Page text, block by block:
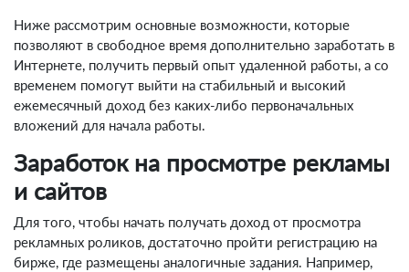
Ниже рассмотрим основные возможности, которые
позволяют в свободное время дополнительно заработать в
Интернете, получить первый опыт удаленной работы, а со
временем помогут выйти на стабильный и высокий
ежемесячный доход без каких-либо первоначальных
вложений для начала работы.
Заработок на просмотре рекламы
и сайтов
Для того, чтобы начать получать доход от просмотра
рекламных роликов, достаточно пройти регистрацию на
бирже, где размещены аналогичные задания. Например,